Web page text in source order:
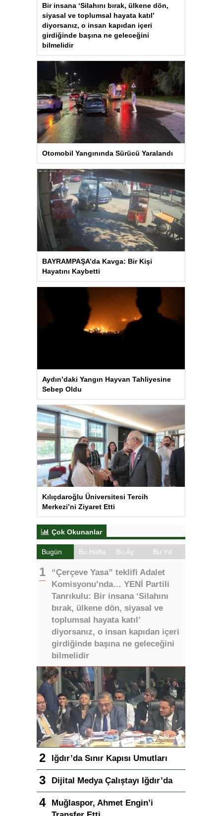
Bir insana ‘Silahını bırak, ülkene dön,
siyasal ve toplumsal hayata katıl’
diyorsanız, o insan kapıdan içeri
girdiğinde başına ne geleceğini
bilmelidir
Otomobil Yangınında Sürücü Yaralandı
BAYRAMPAŞA’da Kavga: Bir Kişi
Hayatını Kaybetti
Aydın’daki Yangın Hayvan Tahliyesine
Sebep Oldu
Kılıçdaroğlu Üniversitesi Tercih
Merkezi’ni Ziyaret Etti
Çok Okunanlar
Bugün Bu Hafta Bu Ay Bu Yıl
“Çerçeve Yasa” teklifi Adalet
Komisyonu’nda… YENİ Partili
Tanrıkulu: Bir insana ‘Silahını
bırak, ülkene dön, siyasal ve
toplumsal hayata katıl’
diyorsanız, o insan kapıdan içeri
girdiğinde başına ne geleceğini
bilmelidir
Iğdır’da Sınır Kapısı Umutları
Dijital Medya Çalıştayı Iğdır’da
Muğlaspor, Ahmet Engin’i